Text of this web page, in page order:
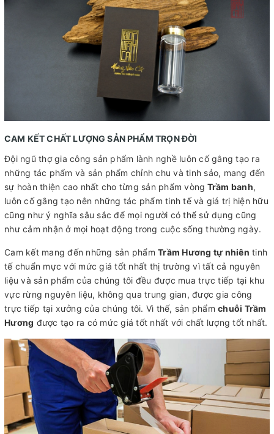
CAM KẾT CHẤT LƯỢNG SẢN PHẨM TRỌN ĐỜI
Đội ngũ thợ gia công sản phẩm lành nghề luôn cố gắng tạo ra
những tác phẩm và sản phẩm chỉnh chu và tinh sảo, mang đến
sự hoàn thiện cao nhất cho từng sản phẩm vòng Trầm banh,
luôn cố gắng tạo nên những tác phẩm tinh tế và giá trị hiện hữu
cũng như ý nghĩa sâu sắc để mọi người có thể sử dụng cũng
như cảm nhận ở mọi hoạt động trong cuộc sống thường ngày.
Cam kết mang đến những sản phẩm Trầm Hương tự nhiên tinh
tế chuẩn mực với mức giá tốt nhất thị trường vì tất cả nguyên
liệu và sản phẩm của chúng tôi đều được mua trực tiếp tại khu
vực rừng nguyên liệu, không qua trung gian, được gia công
trực tiếp tại xưởng của chúng tôi. Vì thế, sản phẩm chuỗi Trầm
Hương được tạo ra có mức giá tốt nhất với chất lượng tốt nhất.